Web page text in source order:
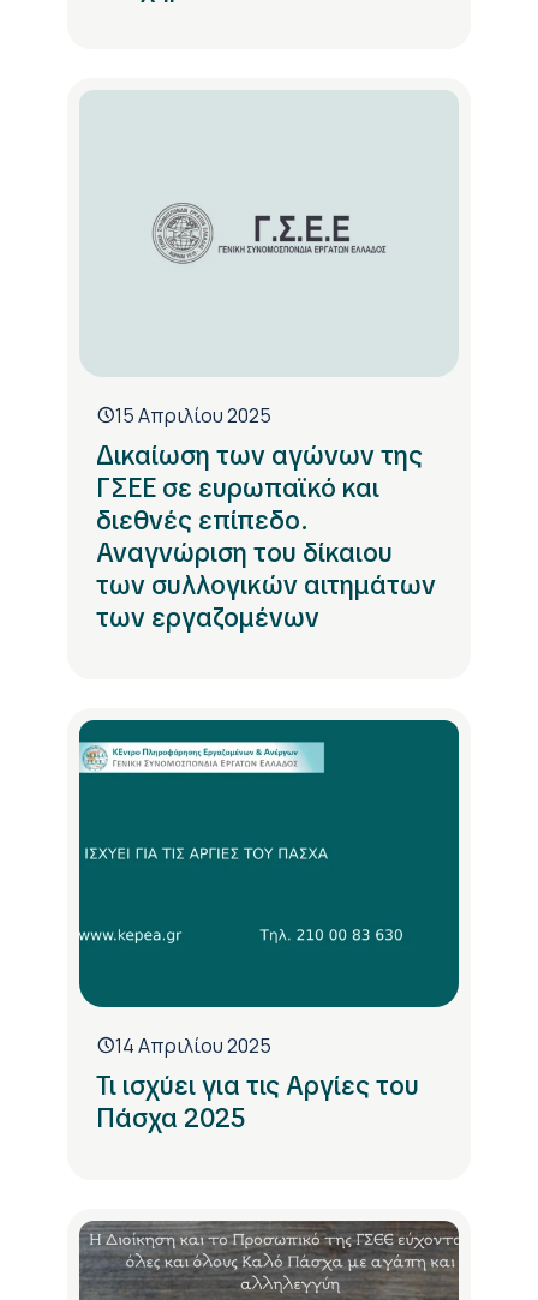
15 Απριλίου 2025
Δικαίωση των αγώνων της
ΓΣΕΕ σε ευρωπαϊκό και
διεθνές επίπεδο.
Αναγνώριση του δίκαιου
των συλλογικών αιτημάτων
των εργαζομένων
14 Απριλίου 2025
Τι ισχύει για τις Αργίες του
Πάσχα 2025